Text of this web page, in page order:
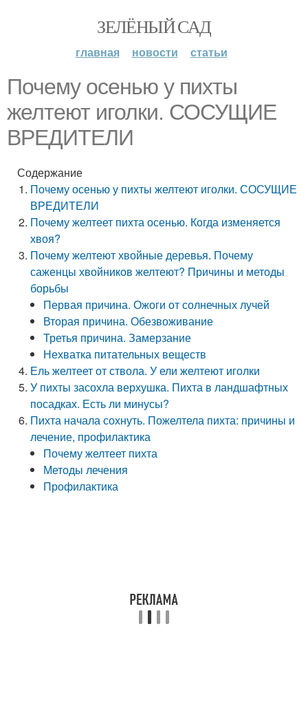
ЗЕЛЁНЫЙ САД
главная новости статьи
Почему осенью у пихты
желтеют иголки. СОСУЩИЕ
ВРЕДИТЕЛИ
Содержание
Почему осенью у пихты желтеют иголки. СОСУЩИЕ
ВРЕДИТЕЛИ
Почему желтеет пихта осенью. Когда изменяется
хвоя?
Почему желтеют хвойные деревья. Почему
саженцы хвойников желтеют? Причины и методы
борьбы
Первая причина. Ожоги от солнечных лучей
Вторая причина. Обезвоживание
Третья причина. Замерзание
Нехватка питательных веществ
Ель желтеет от ствола. У ели желтеют иголки
У пихты засохла верхушка. Пихта в ландшафтных
посадках. Есть ли минусы?
Пихта начала сохнуть. Пожелтела пихта: причины и
лечение, профилактика
Почему желтеет пихта
Методы лечения
Профилактика